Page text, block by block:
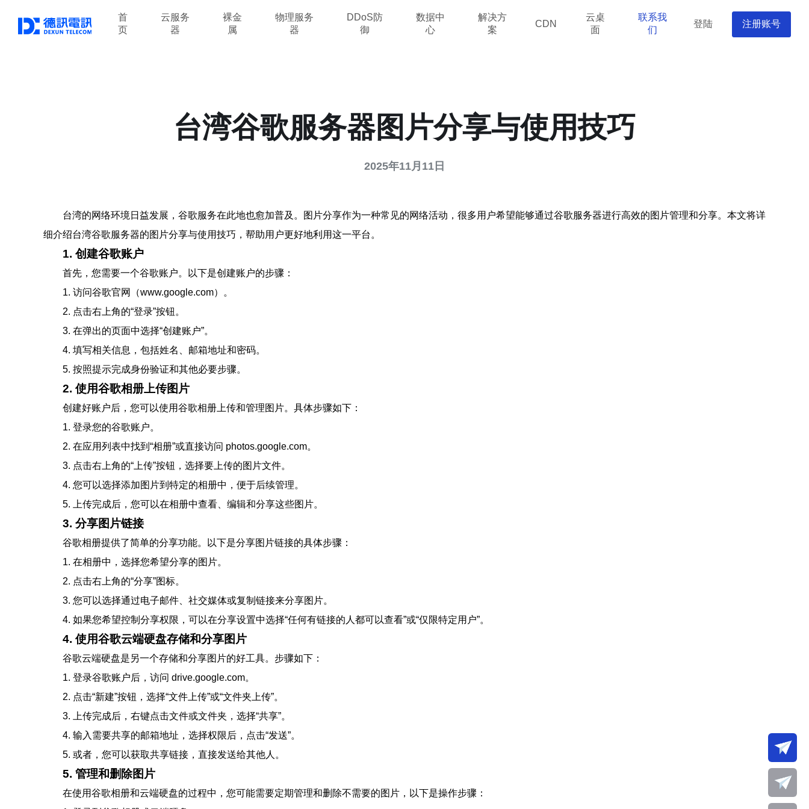
首
页
云服务
器
裸金
属
物理服务
器
DDoS防
御
数据中
心
解决方
案
CDN
云桌
面
联系我
们
登陆 注册账号
台湾谷歌服务器图片分享与使用技巧
2025年11月11日
台湾的网络环境日益发展，谷歌服务在此地也愈加普及。图片分享作为一种常见的网络活动，很多用户希望能够通过谷歌服务器进行高效的图片管理和分享。本文将详
细介绍台湾谷歌服务器的图片分享与使用技巧，帮助用户更好地利用这一平台。
1. 创建谷歌账户
首先，您需要一个谷歌账户。以下是创建账户的步骤：
1. 访问谷歌官网（www.google.com）。
2. 点击右上角的“登录”按钮。
3. 在弹出的页面中选择“创建账户”。
4. 填写相关信息，包括姓名、邮箱地址和密码。
5. 按照提示完成身份验证和其他必要步骤。
2. 使用谷歌相册上传图片
创建好账户后，您可以使用谷歌相册上传和管理图片。具体步骤如下：
1. 登录您的谷歌账户。
2. 在应用列表中找到“相册”或直接访问 photos.google.com。
3. 点击右上角的“上传”按钮，选择要上传的图片文件。
4. 您可以选择添加图片到特定的相册中，便于后续管理。
5. 上传完成后，您可以在相册中查看、编辑和分享这些图片。
3. 分享图片链接
谷歌相册提供了简单的分享功能。以下是分享图片链接的具体步骤：
1. 在相册中，选择您希望分享的图片。
2. 点击右上角的“分享”图标。
3. 您可以选择通过电子邮件、社交媒体或复制链接来分享图片。
4. 如果您希望控制分享权限，可以在分享设置中选择“任何有链接的人都可以查看”或“仅限特定用户”。
4. 使用谷歌云端硬盘存储和分享图片
谷歌云端硬盘是另一个存储和分享图片的好工具。步骤如下：
1. 登录谷歌账户后，访问 drive.google.com。
2. 点击“新建”按钮，选择“文件上传”或“文件夹上传”。
3. 上传完成后，右键点击文件或文件夹，选择“共享”。
4. 输入需要共享的邮箱地址，选择权限后，点击“发送”。
5. 或者，您可以获取共享链接，直接发送给其他人。
5. 管理和删除图片
在使用谷歌相册和云端硬盘的过程中，您可能需要定期管理和删除不需要的图片，以下是操作步骤：